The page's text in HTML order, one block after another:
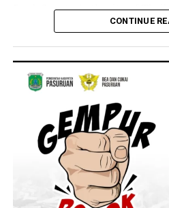
Pool, Sports Authority of
Jumat, 23 Januari 2026.
mengaku sangat bahagia.
berlatih keras. Setahun
program Pemusatan Latihan
Jawa Tengah.
Bayu mengaku masih akan
pertandingan lagi. Dia
dirinya kembali
kontingen Indonesia.
CONTINUE